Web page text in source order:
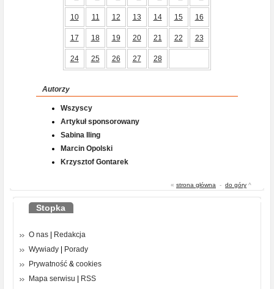
10 11 12 13 14 15 16
17 18 19 20 21 22 23
24 25 26 27 28
Autorzy
Wszyscy
Artykuł sponsorowany
Sabina Iling
Marcin Opolski
Krzysztof Gontarek
« strona główna - do góry ^
Stopka
O nas
Redakcja
Wywiady
Porady
Prywatność & cookies
Mapa serwisu
RSS